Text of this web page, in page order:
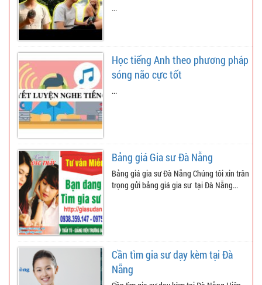
...
Học tiếng Anh theo phương pháp
sóng não cực tốt
...
Bảng giá Gia sư Đà Nẵng
Bảng giá gia sư Đà Nẵng Chúng tôi xin trân
trọng gửi bảng giá gia sư tại Đà Nẵng...
Cần tìm gia sư dạy kèm tại Đà
Nẵng